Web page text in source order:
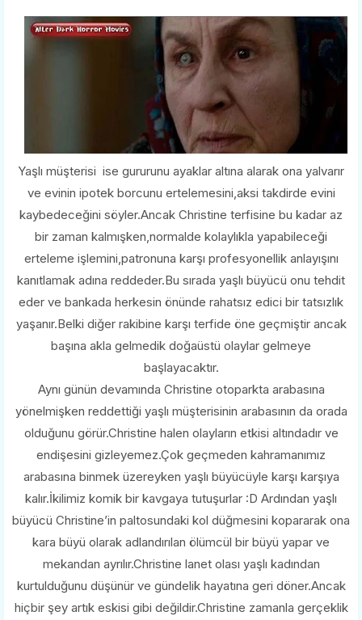
Yaşlı müşterisi ise gururunu ayaklar altına alarak ona yalvarır
ve evinin ipotek borcunu ertelemesini,aksi takdirde evini
kaybedeceğini söyler.Ancak Christine terfisine bu kadar az
bir zaman kalmışken,normalde kolaylıkla yapabileceği
erteleme işlemini,patronuna karşı profesyonellik anlayışını
kanıtlamak adına reddeder.Bu sırada yaşlı büyücü onu tehdit
eder ve bankada herkesin önünde rahatsız edici bir tatsızlık
yaşanır.Belki diğer rakibine karşı terfide öne geçmiştir ancak
başına akla gelmedik doğaüstü olaylar gelmeye
başlayacaktır.
Aynı günün devamında Christine otoparkta arabasına
yönelmişken reddettiği yaşlı müşterisinin arabasının da orada
olduğunu görür.Christine halen olayların etkisi altındadır ve
endişesini gizleyemez.Çok geçmeden kahramanımız
arabasına binmek üzereyken yaşlı büyücüyle karşı karşıya
kalır.İkilimiz komik bir kavgaya tutuşurlar :D Ardından yaşlı
büyücü Christine’in paltosundaki kol düğmesini kopararak ona
kara büyü olarak adlandırılan ölümcül bir büyü yapar ve
mekandan ayrılır.Christine lanet olası yaşlı kadından
kurtulduğunu düşünür ve gündelik hayatına geri döner.Ancak
hiçbir şey artık eskisi gibi değildir.Christine zamanla gerçeklik